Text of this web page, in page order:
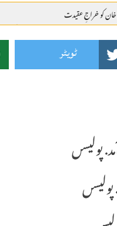
کو خراجِ عقیدت
نے اسرائیل سے بھی دفاعی تعاون بڑھانے
شہزادہ محمد بن سلمان کی
میں مبینہ پولیس اہلکاروں کی شہریوں سے
ٹویٹر
پولیسں